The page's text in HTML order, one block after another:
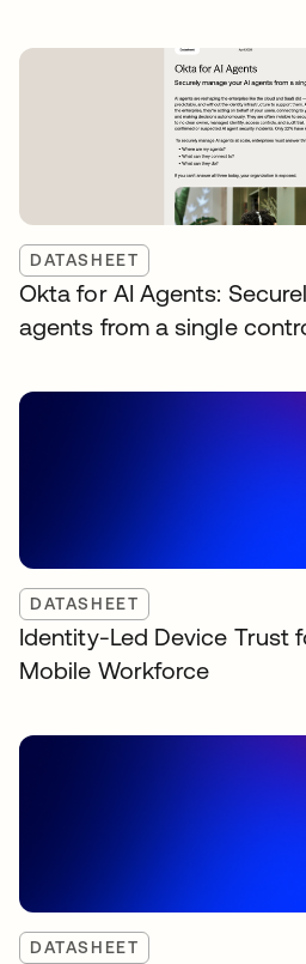
DATASHEET
Okta for AI Agents:
agents from a single
DATASHEET
Identity-Led Device Trust
Mobile Workforce
DATASHEET